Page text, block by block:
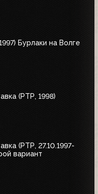
Бурлаки на Волге
(РТР, 1998)
(РТР, 27.10.1997-
вариант